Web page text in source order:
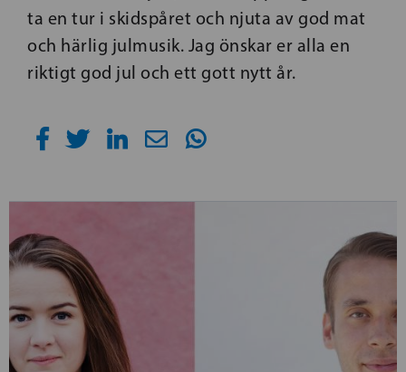
ta en tur i skidspåret och njuta av god mat
och härlig julmusik. Jag önskar er alla en
riktigt god jul och ett gott nytt år.